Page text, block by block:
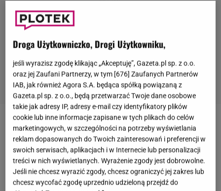
Przedświąteczny czas to idealny okres do zakupu
ubrań idodatkóww czerwonym kolorze. Dzięki nim
jeszcze bardziej poczujesz magię zbliżających się
świąt. Wielegwiazdwybiera ciepłe sweterki lub
botki w tym modnym kolorze. My mamy dla Was
Droga Użytkowniczko, Drogi Użytkowniku,
jeśli wyrazisz zgodę klikając „Akceptuję”, Gazeta.pl sp. z o.o.
oraz jej Zaufani Partnerzy, w tym [676] Zaufanych Partnerów
IAB, jak również Agora S.A. będąca spółką powiązaną z
Gazeta.pl sp. z o.o., będą przetwarzać Twoje dane osobowe
takie jak adresy IP, adresy e-mail czy identyfikatory plików
cookie lub inne informacje zapisane w tych plikach do celów
marketingowych, w szczególności na potrzeby wyświetlania
reklam dopasowanych do Twoich zainteresowań i preferencji w
swoich serwisach, aplikacjach i w Internecie lub personalizacji
treści w nich wyświetlanych. Wyrażenie zgody jest dobrowolne.
Jeśli nie chcesz wyrazić zgody, chcesz ograniczyć jej zakres lub
chcesz wycofać zgodę uprzednio udzieloną przejdź do